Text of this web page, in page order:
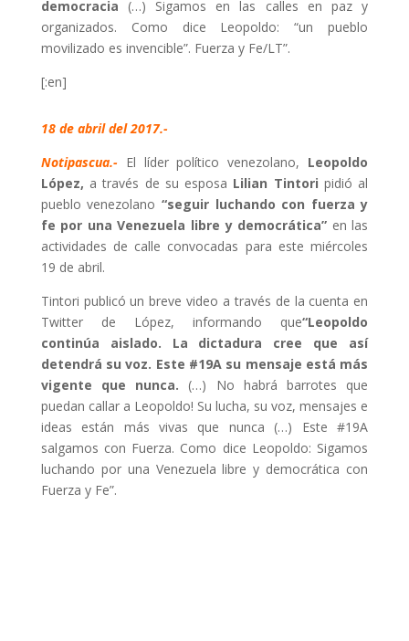
democracia (…) Sigamos en las calles en paz y
organizados. Como dice Leopoldo: “un pueblo
movilizado es invencible”. Fuerza y Fe/LT”.
[:en]
18 de abril del 2017.-
Notipascua.- El líder político venezolano, Leopoldo
López, a través de su esposa Lilian Tintori pidió al
pueblo venezolano “seguir luchando con fuerza y
fe por una Venezuela libre y democrática” en las
actividades de calle convocadas para este miércoles
19 de abril.
Tintori publicó un breve video a través de la cuenta en
Twitter de López, informando que“Leopoldo
continúa aislado. La dictadura cree que así
detendrá su voz. Este #19A su mensaje está más
vigente que nunca. (…) No habrá barrotes que
puedan callar a Leopoldo! Su lucha, su voz, mensajes e
ideas están más vivas que nunca (…) Este #19A
salgamos con Fuerza. Como dice Leopoldo: Sigamos
luchando por una Venezuela libre y democrática con
Fuerza y Fe”.